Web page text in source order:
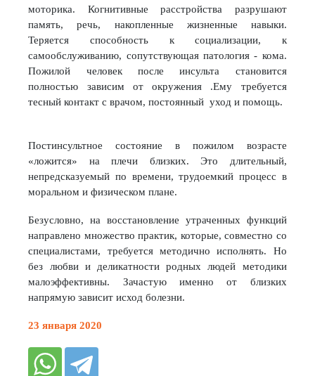
моторика. Когнитивные расстройства разрушают
память, речь, накопленные жизненные навыки.
Теряется способность к социализации, к
самообслуживанию, сопутствующая патология - кома.
Пожилой человек после инсульта становится
полностью зависим от окружения .Ему требуется
тесный контакт с врачом, постоянный уход и помощь.
Постинсультное состояние в пожилом возрасте
«ложится» на плечи близких. Это длительный,
непредсказуемый по времени, трудоемкий процесс в
моральном и физическом плане.
Безусловно, на восстановление утраченных функций
направлено множество практик, которые, совместно со
специалистами, требуется методично исполнять. Но
без любви и деликатности родных людей методики
малоэффективны. Зачастую именно от близких
напрямую зависит исход болезни.
23 января 2020